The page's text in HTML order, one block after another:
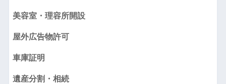
美容室・理容所開設
屋外広告物許可
車庫証明
遺産分割・相続